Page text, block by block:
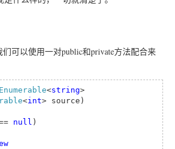
可以使用一对public和private方法配合来
<string>
<int> source)
null )